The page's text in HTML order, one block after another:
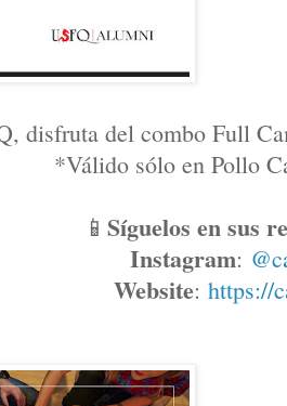
disfruta del combo Full
*Válido sólo en Pollo
📱 Síguelos en sus
Instagram:
Website: https://